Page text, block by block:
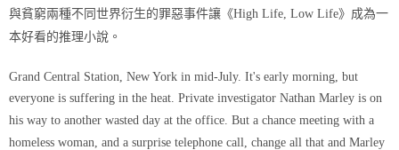
與貧窮兩種不同世界衍生的罪惡事件讓《High Life, Low Life》成為一
本好看的推理小說。
Grand Central Station, New York in mid-July. It's early morning, but
everyone is suffering in the heat. Private investigator Nathan Marley is on
his way to another wasted day at the office. But a chance meeting with a
homeless woman, and a surprise telephone call, change all that and Marley